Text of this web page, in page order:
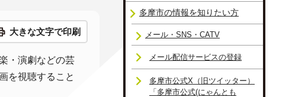
大きな文字で印刷
・演劇などの芸
を視聴すること
多摩市の情報を知りたい方
メール・SNS・CATV
メール配信サービスの登録
多摩市公式X（旧ツイッター）
「多摩市公式(にゃんとも